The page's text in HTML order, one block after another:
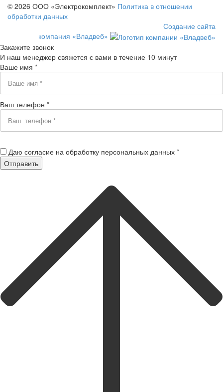
© 2026 ООО «Электрокомплект» Политика в отношении
обработки данных
Создание сайта
компания «Владвеб»
Закажите звонок
И наш менеджер свяжется с вами в течение 10 минут
Ваше имя *
Ваш телефон *
Даю согласие на обработку персональных данных *